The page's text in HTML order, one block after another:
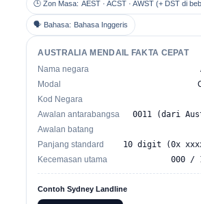
🕒 Zon Masa: AEST · ACST · AWST (+ DST di
🗣 Bahasa: Bahasa Inggeris
AUSTRALIA MENDAIL FAKTA CEPAT
Nama negara
Modal
Kod Negara
Awalan antarabangsa
0011 (dari
Awalan batang
Panjang standard
10 digit (0x
Kecemasan utama
000 /
Contoh Sydney Landline